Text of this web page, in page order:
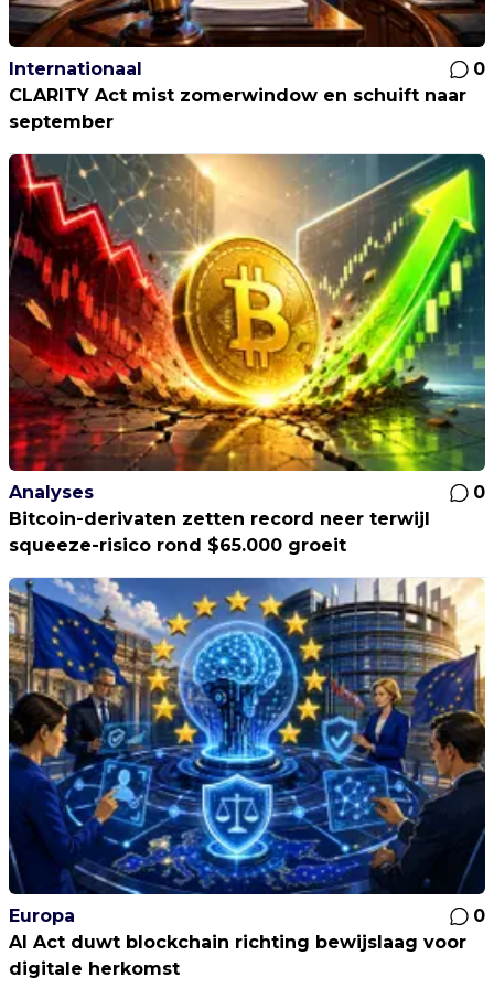
Internationaal
0
CLARITY Act mist zomerwindow en schuift naar
september
Analyses
0
Bitcoin-derivaten zetten record neer terwijl
squeeze-risico rond $65.000 groeit
Europa
0
AI Act duwt blockchain richting bewijslaag voor
digitale herkomst